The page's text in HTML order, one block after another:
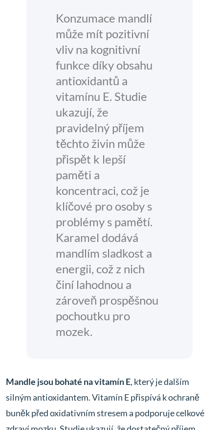
Konzumace mandlí
může mít pozitivní
vliv na kognitivní
funkce díky obsahu
antioxidantů a
vitamínu E. Studie
ukazují, že
pravidelný příjem
těchto živin může
přispět k lepší
paměti a
koncentraci, což je
klíčové pro osoby s
problémy s pamětí.
Karamel dodává
mandlím sladkost a
energii, což z nich
činí lahodnou a
zároveň prospěšnou
pochoutku pro
mozek.
Mandle jsou bohaté na vitamín E, který je dalším
silným antioxidantem. Vitamín E přispívá k ochraně
buněk před oxidativním stresem a podporuje celkové